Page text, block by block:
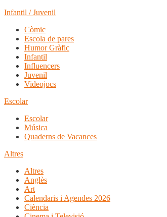
Infantil / Juvenil
Còmic
Escola de pares
Humor Gràfic
Infantil
Influencers
Juvenil
Videojocs
Escolar
Escolar
Música
Quaderns de Vacances
Altres
Altres
Anglès
Art
Calendaris i Agendes 2026
Ciència